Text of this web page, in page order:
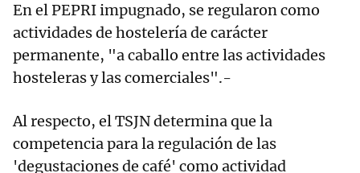
En el PEPRI impugnado, se regularon como
actividades de hostelería de carácter
permanente, "a caballo entre las actividades
hosteleras y las comerciales".-
Al respecto, el TSJN determina que la
competencia para la regulación de las
'degustaciones de café' como actividad